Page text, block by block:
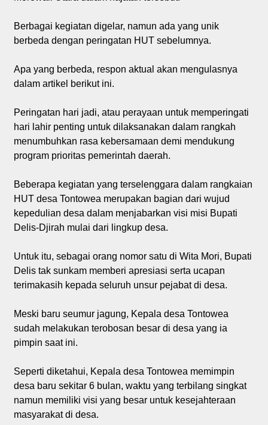
Berbagai kegiatan digelar, namun ada yang unik
berbeda dengan peringatan HUT sebelumnya.
Apa yang berbeda, respon aktual akan mengulasnya
dalam artikel berikut ini.
Peringatan hari jadi, atau perayaan untuk memperingati
hari lahir penting untuk dilaksanakan dalam rangkah
menumbuhkan rasa kebersamaan demi mendukung
program prioritas pemerintah daerah.
Beberapa kegiatan yang terselenggara dalam rangkaian
HUT desa Tontowea merupakan bagian dari wujud
kepedulian desa dalam menjabarkan visi misi Bupati
Delis-Djirah mulai dari lingkup desa.
Untuk itu, sebagai orang nomor satu di Wita Mori, Bupati
Delis tak sunkam memberi apresiasi serta ucapan
terimakasih kepada seluruh unsur pejabat di desa.
Meski baru seumur jagung, Kepala desa Tontowea
sudah melakukan terobosan besar di desa yang ia
pimpin saat ini.
Seperti diketahui, Kepala desa Tontowea memimpin
desa baru sekitar 6 bulan, waktu yang terbilang singkat
namun memiliki visi yang besar untuk kesejahteraan
masyarakat di desa.